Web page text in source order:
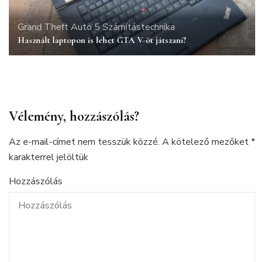
Grand Theft Auto 5 Számítástechnika
Használt laptopon is lehet GTA V-öt játszani?
Vélemény, hozzászólás?
Az e-mail-címet nem tesszük közzé. A kötelező mezőket*
karakterrel jelöltük
Hozzászólás